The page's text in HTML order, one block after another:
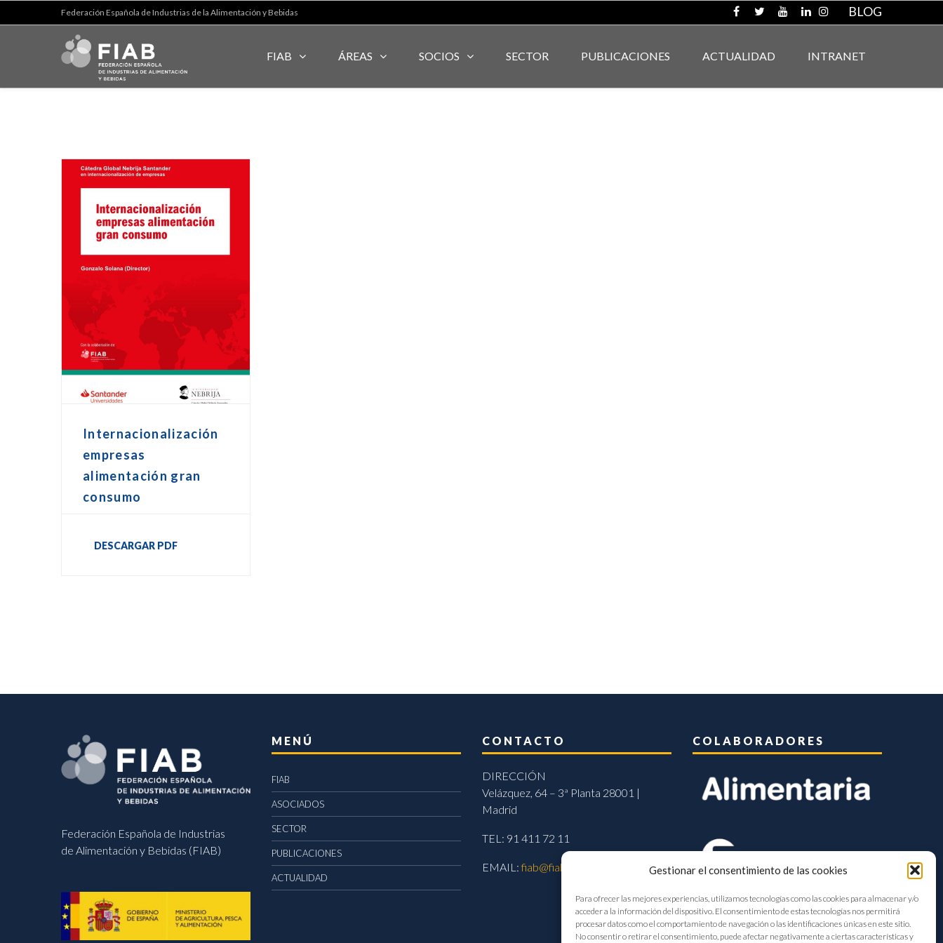
Gestionar el consentimiento de las cookies
Para ofrecer las mejores experiencias, utilizamos tecnologías como las cookies para almacenar y/o
acceder a la información del dispositivo. El consentimiento de estas tecnologías nos permitirá
procesar datos como el comportamiento de navegación o las identificaciones únicas en este sitio.
No consentir o retirar el consentimiento, puede afectar negativamente a ciertas características y
Federación Española de Industrias de la Alimentación y Bebidas BLOG
FIAB ÁREAS SOCIOS SECTOR PUBLICACIONES ACTUALIDAD INTRANET
Internacionalización
empresas
alimentación gran
consumo
DESCARGAR PDF
Federación Española de Industrias
de Alimentación y Bebidas (FIAB)
MENÚ
FIAB
ASOCIADOS
SECTOR
PUBLICACIONES
ACTUALIDAD
CONTACTO
DIRECCIÓN
Velázquez, 64 – 3ª Planta 28001 |
Madrid
TEL: 91 411 72 11
EMAIL:fiab@fiab.es
COLABORADORES